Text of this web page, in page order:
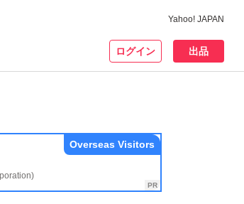
Yahoo! JAPAN
ログイン 出品
Overseas Visitors